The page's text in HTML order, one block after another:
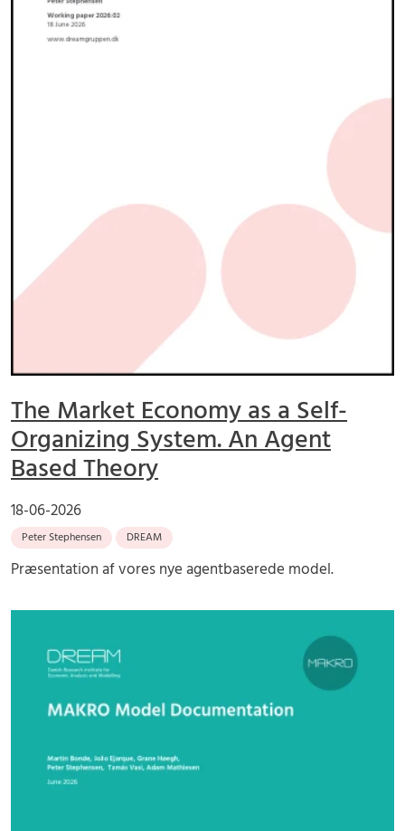
The Market Economy as a Self-
Organizing System. An Agent
Based Theory
18-06-2026
Peter Stephensen DREAM
Præsentation af vores nye agentbaserede model.